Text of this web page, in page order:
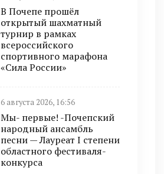
В Почепе прошёл
открытый шахматный
турнир в рамках
всероссийского
спортивного марафона
«Сила России»
6 августа 2026, 16:56
Мы- первые! -Почепский
народный ансамбль
песни — Лауреат I степени
областного фестиваля-
конкурса